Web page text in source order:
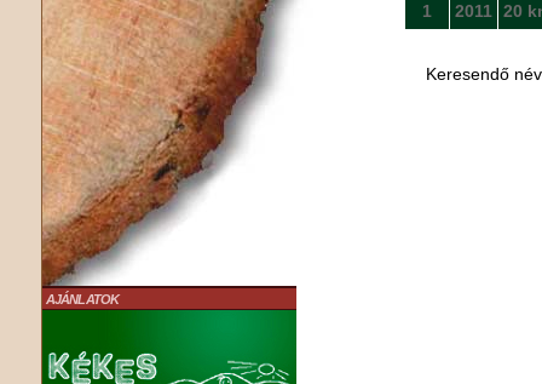
AJÁNLATOK
1 2011 20
Keresendő